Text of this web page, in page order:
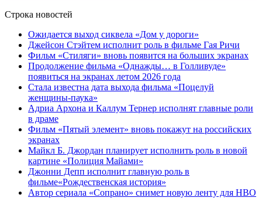
Строка новостей
Ожидается выход сиквела «Дом у дороги»
Джейсон Стэйтем исполнит роль в фильме Гая Ричи
Фильм «Стиляги» вновь появится на больших экранах
Продолжение фильма «Однажды… в Голливуде»
появиться на экранах летом 2026 года
Стала известна дата выхода фильма «Поцелуй
женщины-паука»
Адриа Архона и Каллум Тернер исполнят главные роли
в драме
Фильм «Пятый элемент» вновь покажут на российских
экранах
Майкл Б. Джордан планирует исполнить роль в новой
картине «Полиция Майами»
Джонни Депп исполнит главную роль в
фильме«Рождественская история»
Автор сериала «Сопрано» снимет новую ленту для HBO